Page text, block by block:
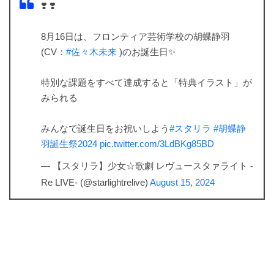
❣️ ❣️
8月16日は、フロンティア芸術学校の胡蝶静羽
(CV： #佐々木未来 )のお誕生日✨
特別な課題をすべて達成すると「特典イラスト」が
みられる
みんなで誕生日をお祝いしよう #スタリラ #胡蝶静
羽誕生祭2024 pic.twitter.com/3LdBKg85BD
— 【スタリラ】少女☆歌劇 レヴュースタァライト -
Re LIVE- (@starlightrelive) August 15, 2024